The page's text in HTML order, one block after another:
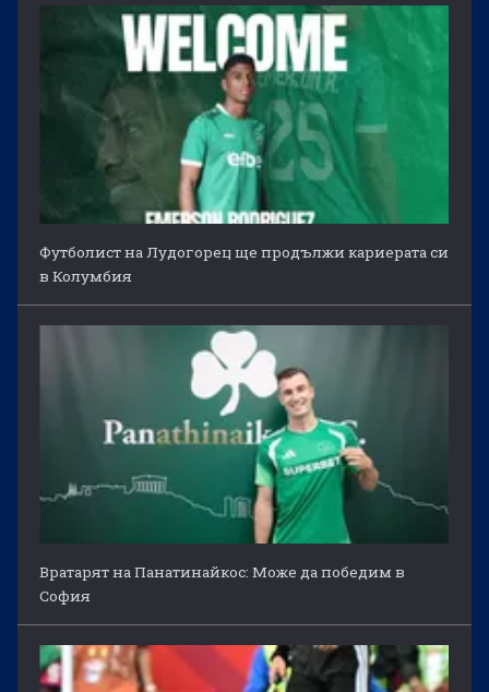
Футболист на Лудогорец ще продължи кариерата си
в Колумбия
Вратарят на Панатинайкос: Може да победим в
София